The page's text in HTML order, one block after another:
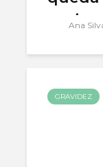
parto
Ana
GRAVIDEZ